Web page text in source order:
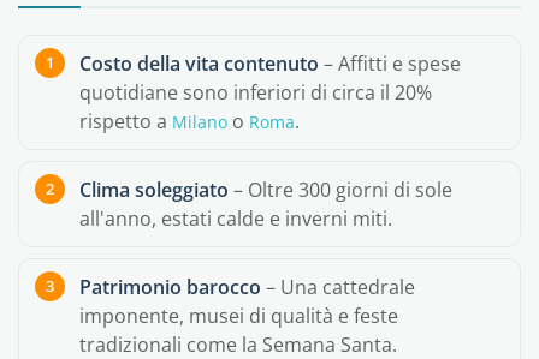
Costo della vita contenuto – Affitti e spese
quotidiane sono inferiori di circa il 20%
rispetto a Milano o Roma.
Clima soleggiato – Oltre 300 giorni di sole
all'anno, estati calde e inverni miti.
Patrimonio barocco – Una cattedrale
imponente, musei di qualità e feste
tradizionali come la Semana Santa.